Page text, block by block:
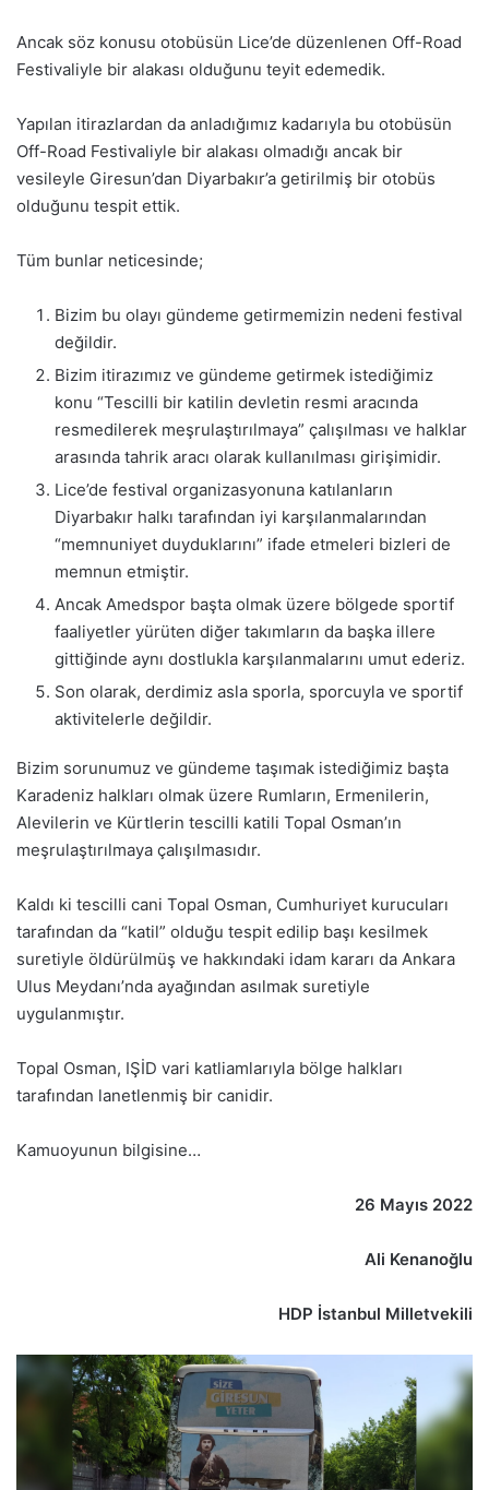
Ancak söz konusu otobüsün Lice’de düzenlenen Off-Road
Festivaliyle bir alakası olduğunu teyit edemedik.
Yapılan itirazlardan da anladığımız kadarıyla bu otobüsün
Off-Road Festivaliyle bir alakası olmadığı ancak bir
vesileyle Giresun’dan Diyarbakır’a getirilmiş bir otobüs
olduğunu tespit ettik.
Tüm bunlar neticesinde;
Bizim bu olayı gündeme getirmemizin nedeni festival
değildir.
Bizim itirazımız ve gündeme getirmek istediğimiz
konu “Tescilli bir katilin devletin resmi aracında
resmedilerek meşrulaştırılmaya” çalışılması ve halklar
arasında tahrik aracı olarak kullanılması girişimidir.
Lice’de festival organizasyonuna katılanların
Diyarbakır halkı tarafından iyi karşılanmalarından
“memnuniyet duyduklarını” ifade etmeleri bizleri de
memnun etmiştir.
Ancak Amedspor başta olmak üzere bölgede sportif
faaliyetler yürüten diğer takımların da başka illere
gittiğinde aynı dostlukla karşılanmalarını umut ederiz.
Son olarak, derdimiz asla sporla, sporcuyla ve sportif
aktivitelerle değildir.
Bizim sorunumuz ve gündeme taşımak istediğimiz başta
Karadeniz halkları olmak üzere Rumların, Ermenilerin,
Alevilerin ve Kürtlerin tescilli katili Topal Osman’ın
meşrulaştırılmaya çalışılmasıdır.
Kaldı ki tescilli cani Topal Osman, Cumhuriyet kurucuları
tarafından da “katil” olduğu tespit edilip başı kesilmek
suretiyle öldürülmüş ve hakkındaki idam kararı da Ankara
Ulus Meydanı’nda ayağından asılmak suretiyle
uygulanmıştır.
Topal Osman, IŞİD vari katliamlarıyla bölge halkları
tarafından lanetlenmiş bir canidir.
Kamuoyunun bilgisine…
26 Mayıs 2022
Ali Kenanoğlu
HDP İstanbul Milletvekili